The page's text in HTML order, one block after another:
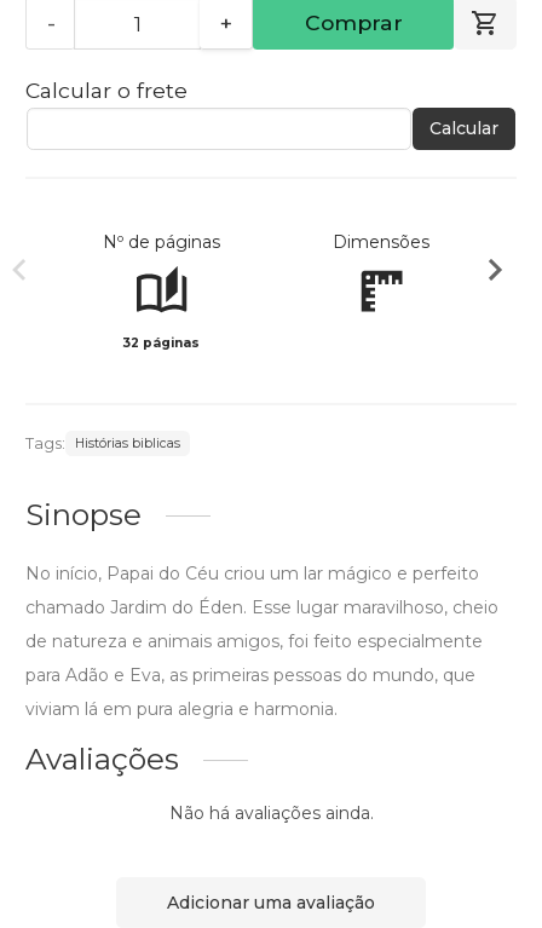
- + Comprar
Calcular o frete
Calcular
Nº de páginas
32 páginas
Dimensões
Tags: Histórias biblicas
Sinopse
No início, Papai do Céu criou um lar mágico e perfeito
chamado Jardim do Éden. Esse lugar maravilhoso, cheio
de natureza e animais amigos, foi feito especialmente
para Adão e Eva, as primeiras pessoas do mundo, que
viviam lá em pura alegria e harmonia.
Avaliações
Não há avaliações ainda.
Adicionar uma avaliação